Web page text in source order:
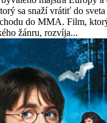
sa snaží vrátiť do
do MMA. Film,
žánru, rozvíja...